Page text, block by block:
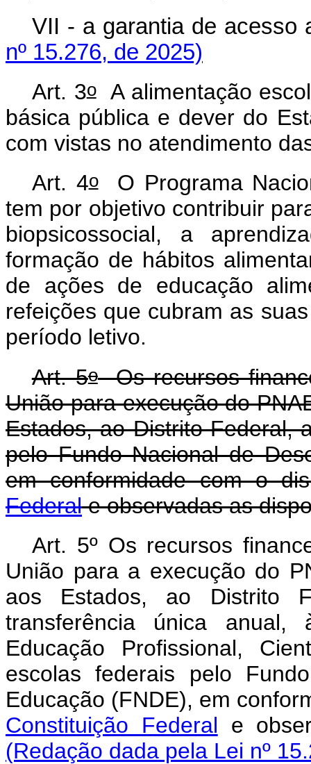
VII - a garantia de
nº 15.276, de 2025)
Art. 3oA alimentação
básica pública e dever do
com vistas no atendimento
Art. 4oO Programa
tem por objetivo contribuir
biopsicossocial, a
formação de hábitos
de ações de educação
refeições que cubram as
período letivo.
Art. 5oOs recursos
União para execução do
Estados, ao Distrito Federal,
pelo Fundo Nacional de
em conformidade com o
Federale observadas as
Art. 5º Os recursos
União para a execução do
aos Estados, ao Distrito
transferência única
Educação Profissional,
escolas federais pelo
Educação (FNDE), em
Constituição Federal e
(Redação dada pela Lei nº